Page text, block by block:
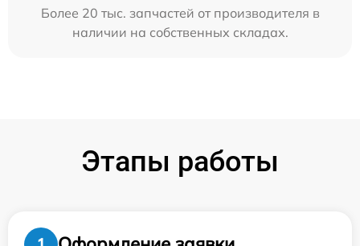
Более 20 тыс. запчастей от производителя в
наличии на собственных складах.
Этапы работы